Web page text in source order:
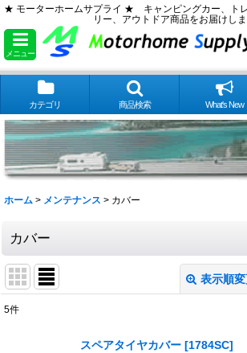
★ モーターホームサプライ ★ キャンピングカー、ト
リー、アウトドア商品をお届けしま
メニュー
カテゴリ 商品検索 What's New
ホーム > メンテナンス > カバー
カバー
表示順
5件
スペアタイヤカバー [1784SC]